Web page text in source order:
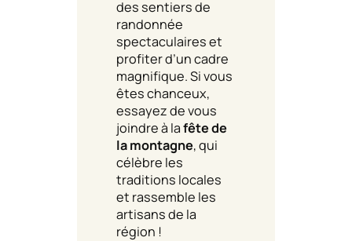
des sentiers de
randonnée
spectaculaires et
profiter d’un cadre
magnifique. Si vous
êtes chanceux,
essayez de vous
joindre à lafête de
la montagne, qui
célèbre les
traditions locales
et rassemble les
artisans de la
région !